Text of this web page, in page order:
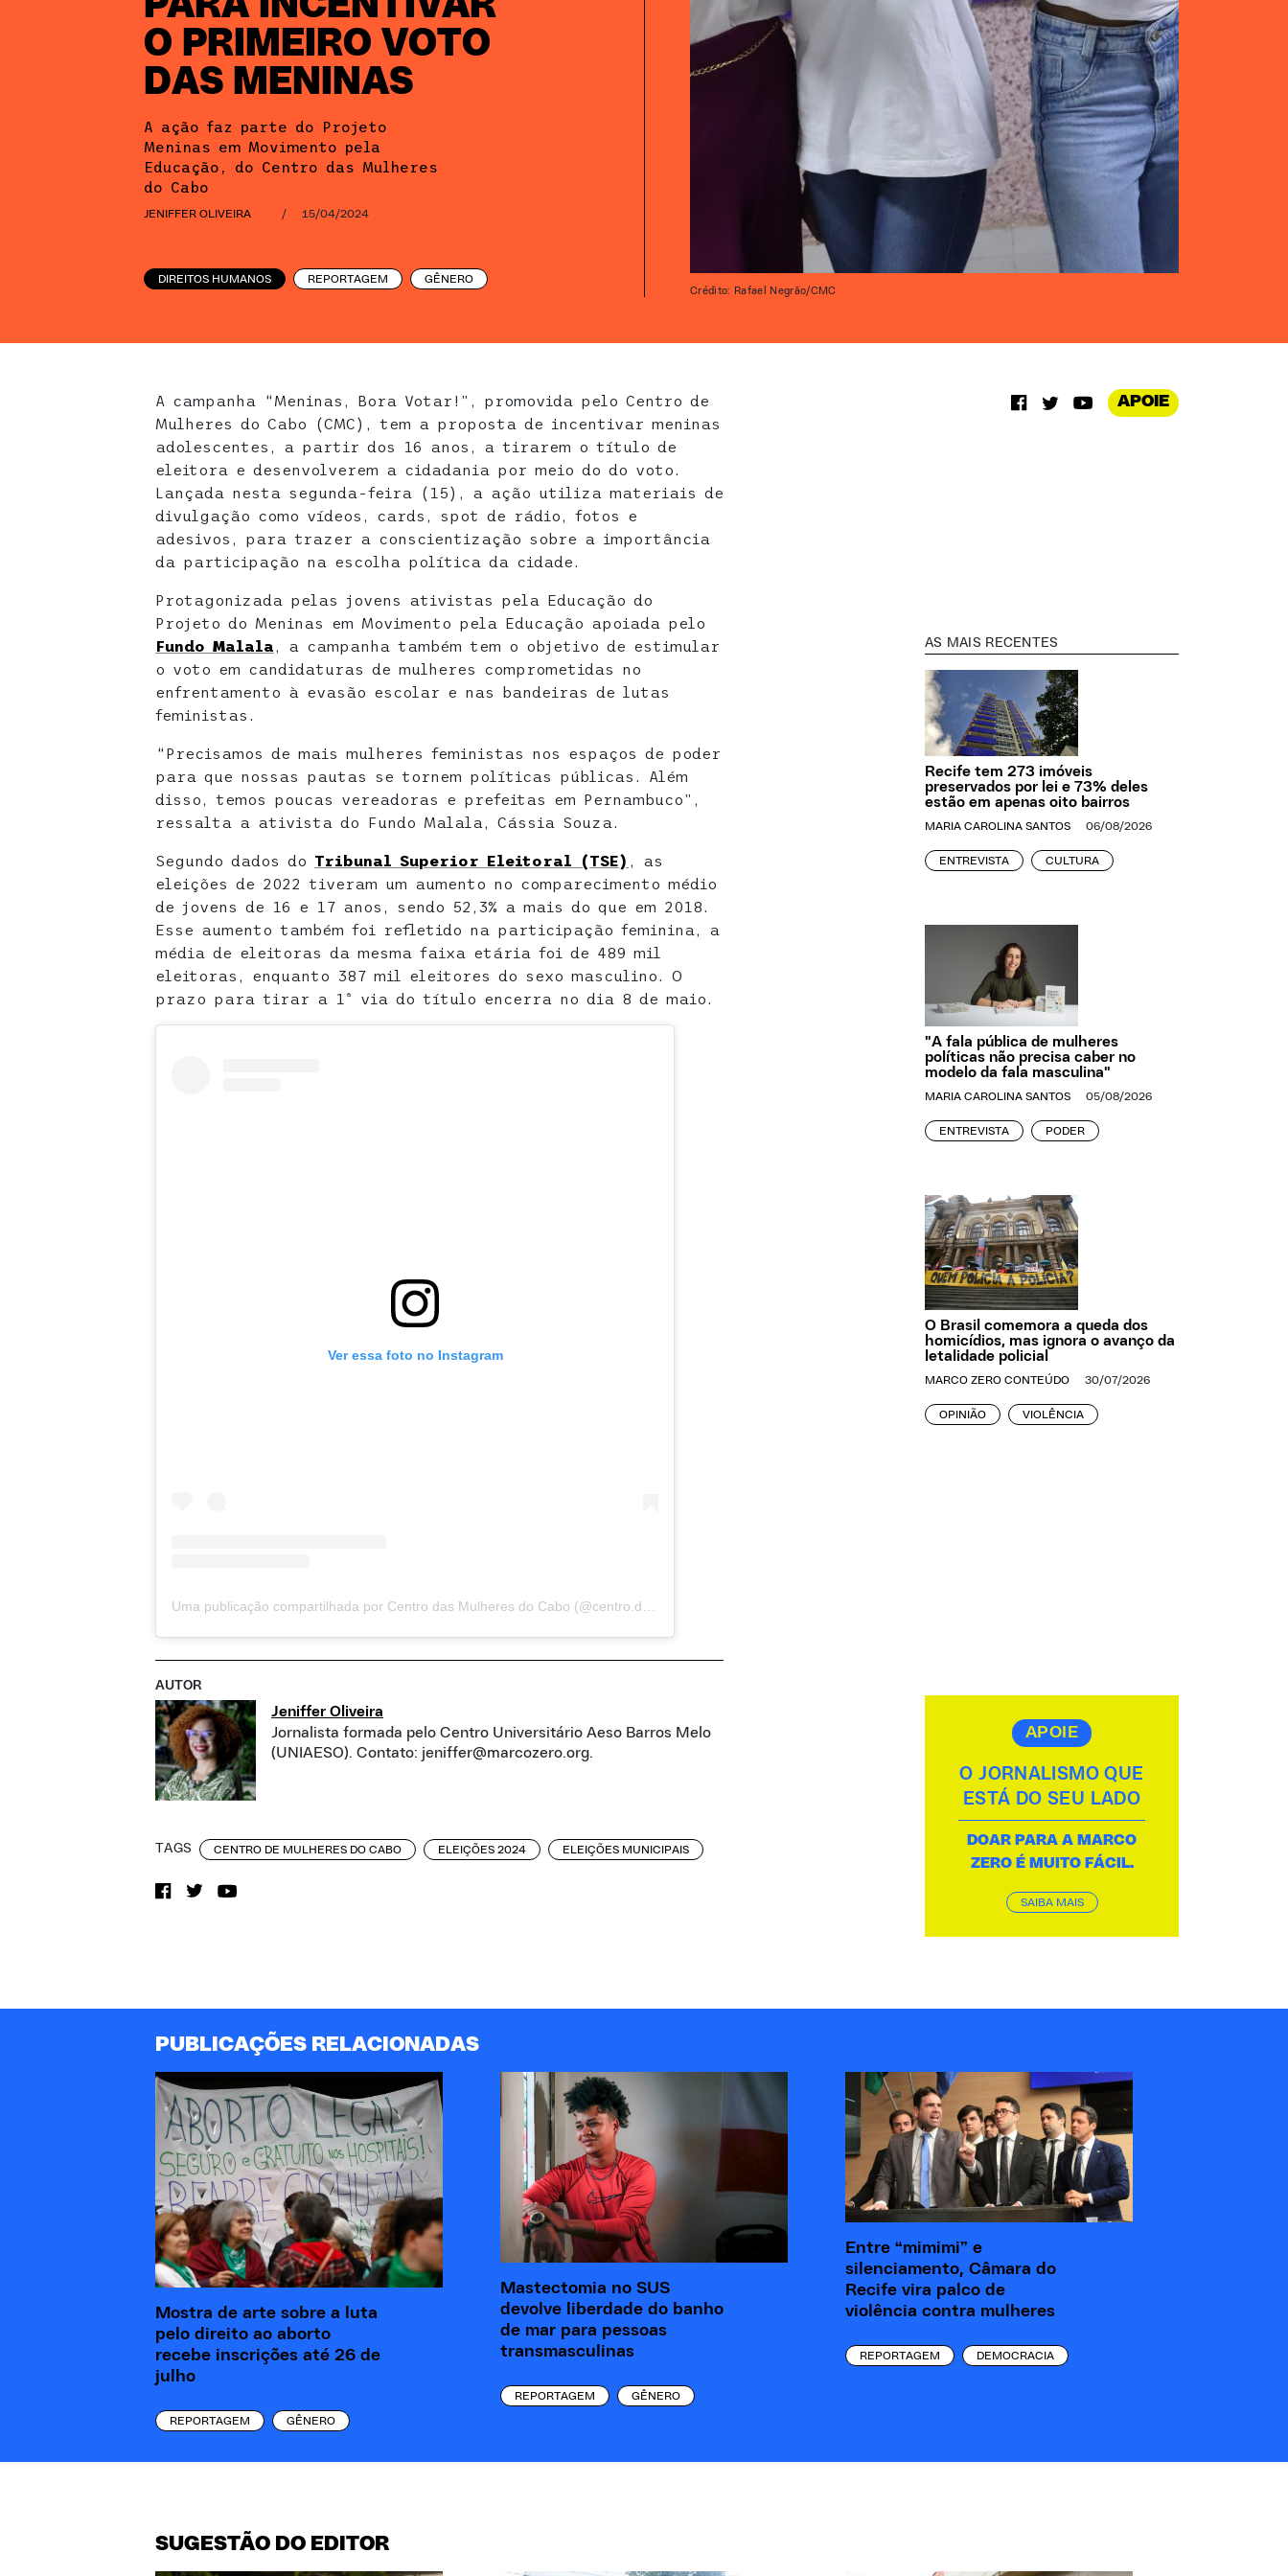
O PRIMEIRO VOTO
DAS MENINAS
A ação faz parte do Projeto
Meninas em Movimento pela
Educação, do Centro das Mulheres
do Cabo
JENIFFER OLIVEIRA / 15/04/2024
DIREITOS HUMANOS REPORTAGEM GÊNERO
Crédito: Rafael Negrão/CMC
A campanha “Meninas, Bora Votar!”, promovida pelo Centro de
Mulheres do Cabo (CMC), tem a proposta de incentivar meninas
adolescentes, a partir dos 16 anos, a tirarem o título de
eleitora e desenvolverem a cidadania por meio do do voto.
Lançada nesta segunda-feira (15), a ação utiliza materiais de
divulgação como vídeos, cards, spot de rádio, fotos e
adesivos, para trazer a conscientização sobre a importância
da participação na escolha política da cidade.
Protagonizada pelas jovens ativistas pela Educação do
Projeto do Meninas em Movimento pela Educação apoiada pelo
Fundo Malala, a campanha também tem o objetivo de estimular
o voto em candidaturas de mulheres comprometidas no
enfrentamento à evasão escolar e nas bandeiras de lutas
feministas.
“Precisamos de mais mulheres feministas nos espaços de poder
para que nossas pautas se tornem políticas públicas. Além
disso, temos poucas vereadoras e prefeitas em Pernambuco”,
ressalta a ativista do Fundo Malala, Cássia Souza.
Segundo dados do Tribunal Superior Eleitoral (TSE) , as
eleições de 2022 tiveram um aumento no comparecimento médio
de jovens de 16 e 17 anos, sendo 52,3% a mais do que em 2018.
Esse aumento também foi refletido na participação feminina, a
média de eleitoras da mesma faixa etária foi de 489 mil
eleitoras, enquanto 387 mil eleitores do sexo masculino. O
prazo para tirar a 1ª via do título encerra no dia 8 de maio.
Ver essa foto no Instagram
AUTOR
Jeniffer Oliveira
Jornalista formada pelo Centro Universitário Aeso Barros Melo
(UNIAESO). Contato: jeniffer@marcozero.org.
TAGS CENTRO DE MULHERES DO CABO ELEIÇÕES 2024 ELEIÇÕES MUNICIPAIS
APOIE
AS MAIS RECENTES
Recife tem 273 imóveis
preservados por lei e 73% deles
estão em apenas oito bairros
MARIA CAROLINA SANTOS 06/08/2026
ENTREVISTA CULTURA
"A fala pública de mulheres
políticas não precisa caber no
modelo da fala masculina"
MARIA CAROLINA SANTOS 05/08/2026
ENTREVISTA PODER
O Brasil comemora a queda dos
homicídios, mas ignora o avanço da
letalidade policial
MARCO ZERO CONTEÚDO 30/07/2026
OPINIÃO VIOLÊNCIA
APOIE
O JORNALISMO QUE
ESTÁ DO SEU LADO
DOAR PARA A MARCO
ZERO É MUITO FÁCIL.
SAIBA MAIS
PUBLICAÇÕES RELACIONADAS
Mostra de arte sobre a luta
pelo direito ao aborto
recebe inscrições até 26 de
julho
REPORTAGEM GÊNERO
Mastectomia no SUS
devolve liberdade do banho
de mar para pessoas
transmasculinas
REPORTAGEM GÊNERO
Entre “mimimi” e
silenciamento, Câmara do
Recife vira palco de
violência contra mulheres
REPORTAGEM DEMOCRACIA
SUGESTÃO DO EDITOR